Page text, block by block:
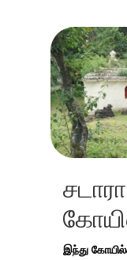
இந்து